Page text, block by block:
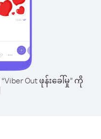
Out ဖုန်းခေါ်မှု” ကို